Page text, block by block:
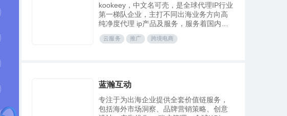
kookeey，中文名可壳，是全球代理IP行业
第一梯队企业，主打不同出海业务方向高
纯净度代理 ip产品及服务，服务着国内众
多跨境电商等互联网出海企业，拥有《中
华人民共和国增值电信业务许可证》且已
云服务 推广 跨境电商
蓝瀚互动
专注于为出海企业提供全套价值链服务，
包括海外市场洞察、品牌营销策略、创意